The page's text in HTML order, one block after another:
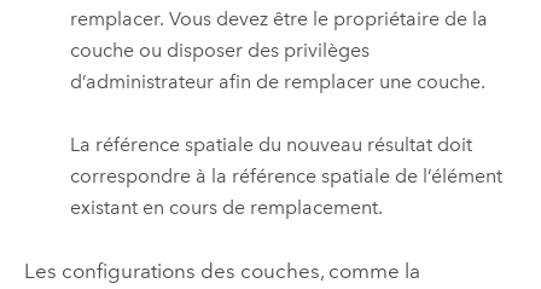
remplacer. Vous devez être le propriétaire de la
couche ou disposer des privilèges
d’administrateur afin de remplacer une couche.
La référence spatiale du nouveau résultat doit
correspondre à la référence spatiale de l’élément
existant en cours de remplacement.
Les configurations des couches, comme la